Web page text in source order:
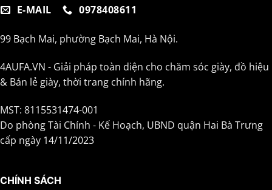
E-MAIL 0978408611
99 Bạch Mai, phường Bạch Mai, Hà Nội.
4AUFA.VN - Giải pháp toàn diện cho chăm sóc giày, đồ hiệu
& Bán lẻ giày, thời trang chính hãng.
MST: 8115531474-001
Do phòng Tài Chính - Kế Hoạch, UBND quận Hai Bà Trưng
cấp ngày 14/11/2023
CHÍNH SÁCH